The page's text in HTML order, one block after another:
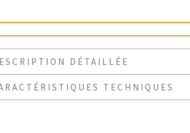
DÉTAILLÉE
TECHNIQUES